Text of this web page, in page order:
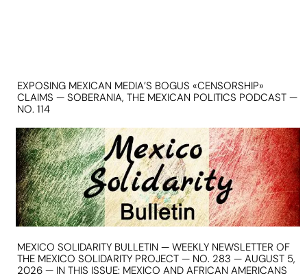
EXPOSING MEXICAN MEDIA’S BOGUS «CENSORSHIP»
CLAIMS — SOBERANIA, THE MEXICAN POLITICS PODCAST —
NO. 114
MEXICO SOLIDARITY BULLETIN — WEEKLY NEWSLETTER OF
THE MEXICO SOLIDARITY PROJECT — NO. 283 — AUGUST 5,
2026 — IN THIS ISSUE: MEXICO AND AFRICAN AMERICANS